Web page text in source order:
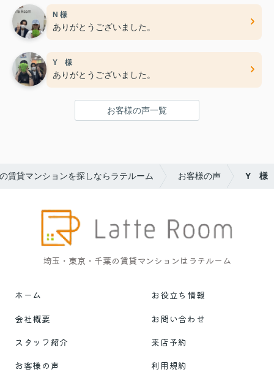
N 様
ありがとうございました。
Y 様
ありがとうございました。
お客様の声一覧
賃貸マンションを探しならラテルーム お客様の声 Y 様
埼玉・東京・千葉の賃貸マンションはラテルーム
ホーム
お役立ち情報
会社概要
お問い合わせ
スタッフ紹介
来店予約
お客様の声
利用規約